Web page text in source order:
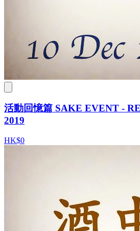
活動回憶篇 SAKE EVENT -
2019
HK$0